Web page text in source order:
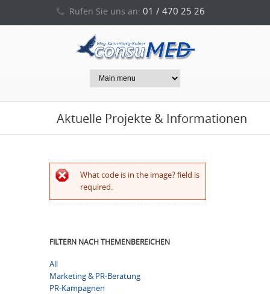
Rufen Sie uns an: 01 / 470 25 26
0664 / 212 53 94
Aktuelle Projekte & Informationen
Error message
What code is in the image? field is
required.
FILTERN NACH THEMENBEREICHEN
All
Marketing & PR-Beratung
PR-Kampagnen